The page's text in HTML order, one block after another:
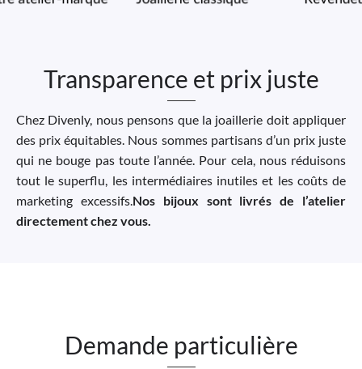
Transparence et prix juste
Chez Divenly, nous pensons que la joaillerie doit appliquer
des prix équitables. Nous sommes partisans d’un prix juste
qui ne bouge pas toute l’année. Pour cela, nous réduisons
tout le superflu, les intermédiaires inutiles et les coûts de
marketing excessifs. Nos bijoux sont livrés de l’atelier
directement chez vous.
Demande particulière